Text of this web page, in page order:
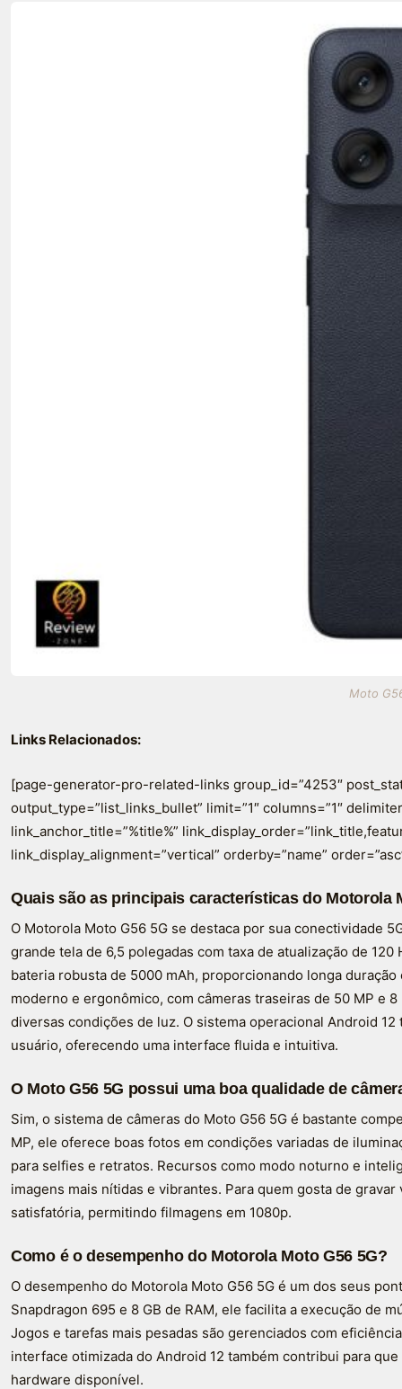
Moto
Links Relacionados:
[page-generator-pro-related-links group_id=”4253″
output_type=”list_links_bullet” limit=”1″ columns=”1″
link_anchor_title=”%title%”
link_display_alignment=”vertical” orderby=”name”
Quais são as principais características do Motorola
O Motorola Moto G56 5G se destaca por sua conectividade
grande tela de 6,5 polegadas com taxa de atualização de
bateria robusta de 5000 mAh, proporcionando longa
moderno e ergonômico, com câmeras traseiras de 50 MP e
diversas condições de luz. O sistema operacional Android
usuário, oferecendo uma interface fluida e intuitiva.
O Moto G56 5G possui uma boa qualidade de
Sim, o sistema de câmeras do Moto G56 5G é bastante
MP, ele oferece boas fotos em condições variadas de
para selfies e retratos. Recursos como modo noturno e
imagens mais nítidas e vibrantes. Para quem gosta de
satisfatória, permitindo filmagens em 1080p.
Como é o desempenho do Motorola Moto G56 5G?
O desempenho do Motorola Moto G56 5G é um dos seus
Snapdragon 695 e 8 GB de RAM, ele facilita a execução de
Jogos e tarefas mais pesadas são gerenciados com
interface otimizada do Android 12 também contribui para
hardware disponível.